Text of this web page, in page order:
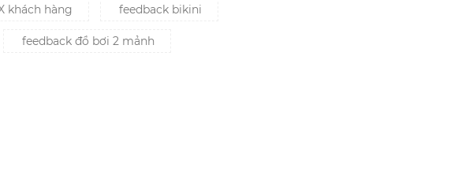
khách hàng feedback bikini
feedback đồ bơi 2 mảnh